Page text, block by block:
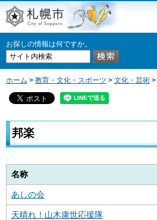
札幌市
お探しの情報は何ですか。
ホーム > 教育・文化・スポーツ > 文化・芸術 >
邦楽
名称
あしの会
天晴れ！山木康世応援隊